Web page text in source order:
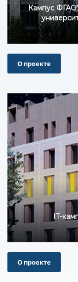
Кампус
О проекте
IT-
О проекте